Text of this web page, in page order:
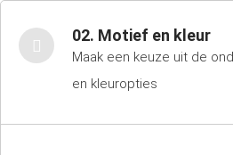
02. Motief en kleur
Maak een keuze uit de
en kleuropties